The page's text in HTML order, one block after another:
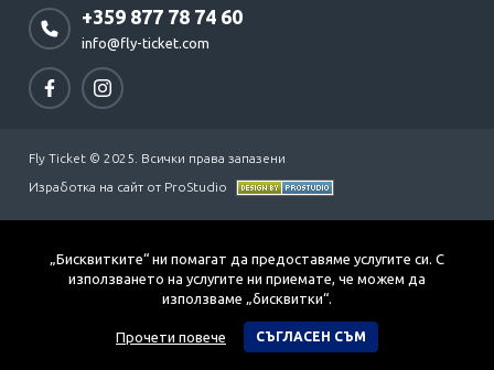
+359 877 78 74 60
info@fly-ticket.com
Fly Ticket © 2025. Всички права запазени
Изработка на сайт от ProStudio
„Бисквитките“ ни помагат да предоставяме услугите си. С
използването на услугите ни приемате, че можем да
използваме „бисквитки“.
Прочети повече СЪГЛАСЕН СЪМ